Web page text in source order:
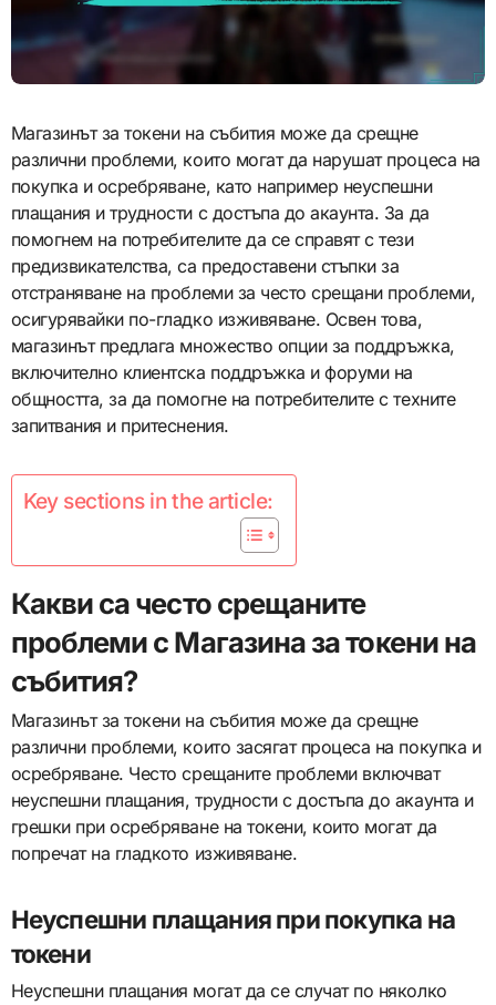
Магазинът за токени на събития може да срещне
различни проблеми, които могат да нарушат процеса на
покупка и осребряване, като например неуспешни
плащания и трудности с достъпа до акаунта. За да
помогнем на потребителите да се справят с тези
предизвикателства, са предоставени стъпки за
отстраняване на проблеми за често срещани проблеми,
осигурявайки по-гладко изживяване. Освен това,
магазинът предлага множество опции за поддръжка,
включително клиентска поддръжка и форуми на
общността, за да помогне на потребителите с техните
запитвания и притеснения.
Key sections in the article:
Какви са често срещаните
проблеми с Магазина за токени на
събития?
Магазинът за токени на събития може да срещне
различни проблеми, които засягат процеса на покупка и
осребряване. Често срещаните проблеми включват
неуспешни плащания, трудности с достъпа до акаунта и
грешки при осребряване на токени, които могат да
попречат на гладкото изживяване.
Неуспешни плащания при покупка на
токени
Неуспешни плащания могат да се случат по няколко